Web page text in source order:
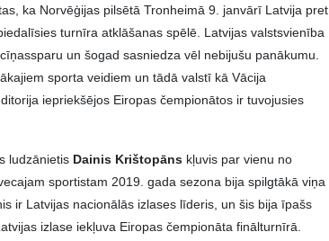
ka Norvēģijas pilsētā Tronheimā 9. janvārī Latvija pret
turnīra atklāšanas spēlē. Latvijas valstsvienība
un šogad sasniedza vēl nebijušu panākumu.
sporta veidiem un tādā valstī kā Vācija
iepriekšējos Eiropas čempionātos ir tuvojusies
ludzānietis Dainis Krištopāns kļuvis par vienu no
sportistam 2019. gada sezona bija spilgtākā viņa
ir Latvijas nacionālās izlases līderis, un šis bija īpašs
izlase iekļuva Eiropas čempionāta finālturnīrā.